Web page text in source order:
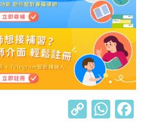
C W